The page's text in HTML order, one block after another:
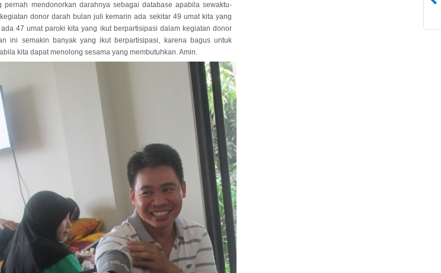
mendonorkan darahnya sebagai database apabila sewaktu-
donor darah bulan juli kemarin ada sekitar 49 umat kita yang
47 umat paroki kita yang ikut berpartisipasi dalam kegiatan donor
ini semakin banyak yang ikut berpartisipasi, karena bagus untuk
kita dapat menolong sesama yang membutuhkan. Amin.